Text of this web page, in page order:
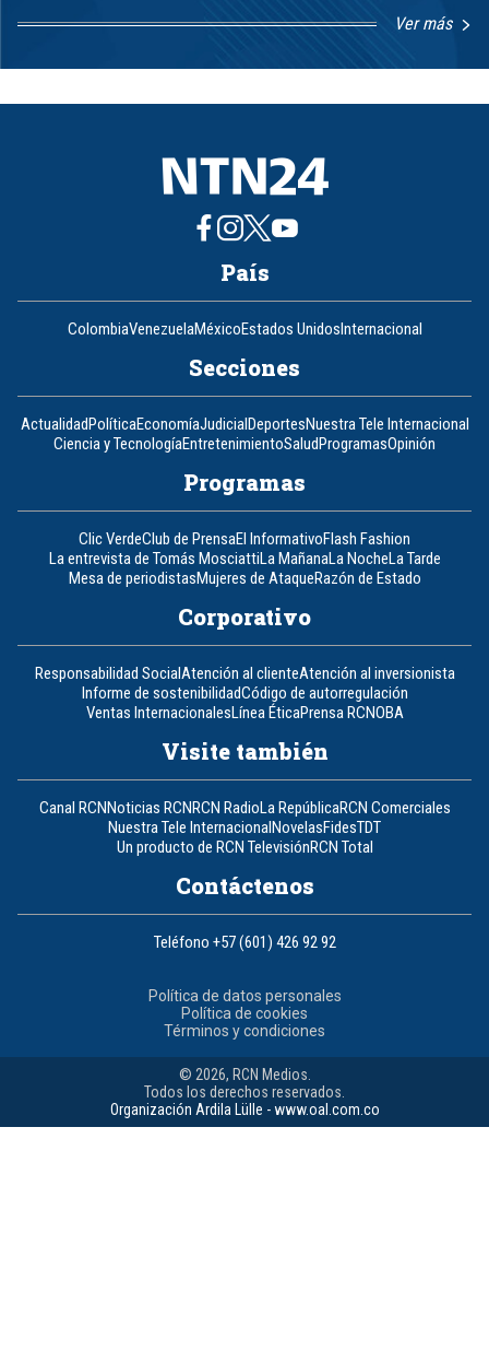
Ver más
1
8
País
ColombiaVenezuelaMéxicoEstados UnidosInternacional
Secciones
ActualidadPolíticaEconomíaJudicialDeportesNuestra Tele Internacional
Ciencia y TecnologíaEntretenimientoSaludProgramasOpinión
Programas
Clic VerdeClub de PrensaEl InformativoFlash Fashion
La entrevista de Tomás MosciattiLa MañanaLa NocheLa Tarde
Mesa de periodistasMujeres de AtaqueRazón de Estado
Corporativo
Responsabilidad SocialAtención al clienteAtención al inversionista
Informe de sostenibilidadCódigo de autorregulación
Ventas InternacionalesLínea ÉticaPrensa RCNOBA
Visite también
Canal RCNNoticias RCNRCN RadioLa RepúblicaRCN Comerciales
Nuestra Tele InternacionalNovelasFidesTDT
Un producto de RCN TelevisiónRCN Total
Contáctenos
Teléfono +57 (601) 426 92 92
Política de datos personales
Política de cookies
Términos y condiciones
© 2026, RCN Medios.
Todos los derechos reservados.
Organización Ardila Lülle - www.oal.com.co